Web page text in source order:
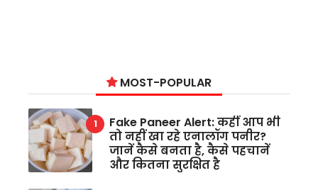
MOST-POPULAR
Fake Paneer Alert: कहीं आप भी
तो नहीं खा रहे एनालॉग पनीर?
जानें कैसे बनता है, कैसे पहचानें
और कितना सुरक्षित है